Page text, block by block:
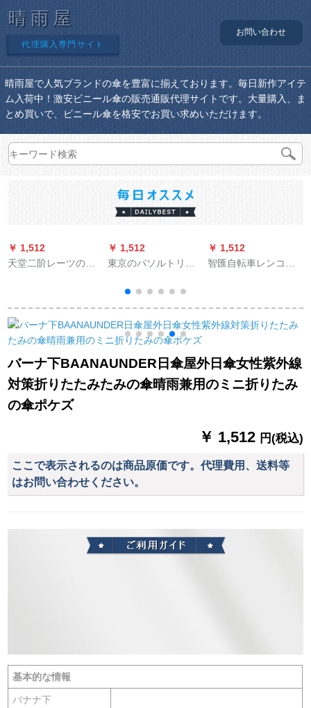
晴雨屋
代理購入専門サイト
お問い合わせ
晴雨屋で人気ブランドの傘を豊富に揃えております。毎日新作アイテ
ム入荷中！激安ビニール傘の販売通販代理サイトです。大量購入、ま
とめ買いで、ビニール傘を格安でお買い求めいただけます。
￥ 1,512
天堂二阶レーツの中
クで大人の徒歩登山
用電気自動車の分体
は男女春雅紡ポンチ
紺色（男女ともに着
ます。）L（身長1+5-
17に適していま
す。）
￥ 1,512
東京のパソルトリッ
ソルコディッグ高効
率日烧けUVカットカ
ットUVカットカット
￥ 1,512
智匯自転車レンコー
ァン电気自动车アウ
ドアポンチ水晶-シン
バーナ下BAANAUNDER日傘屋外日傘女性紫外線
対策折りたたみたみの傘晴雨兼用のミニ折りたみ
の傘ポケズ
￥ 1,512 円(税込)
ここで表示されるのは商品原価です。代理費用、送料等
はお問い合わせください。
基本的な情報
バナナ下